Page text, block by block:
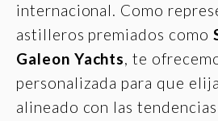
internacional. Como
astilleros premiados como
Galeon Yachts, te
personalizada para que
alineado con las